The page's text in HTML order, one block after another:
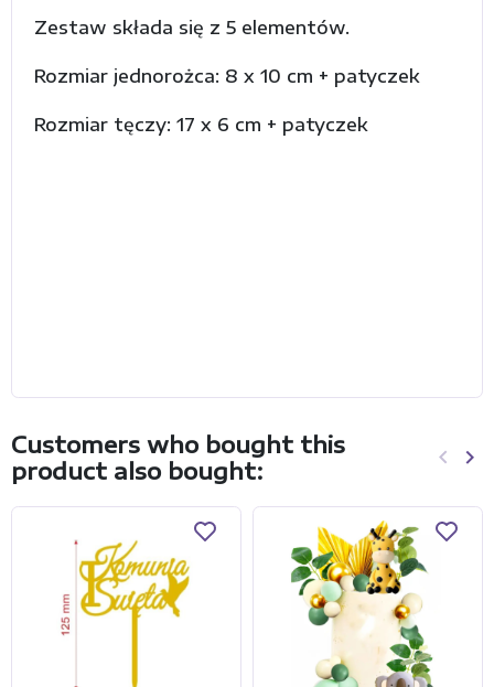
Zestaw składa się z 5 elementów.
Rozmiar jednorożca: 8 x 10 cm + patyczek
Rozmiar tęczy: 17 x 6 cm + patyczek
Customers who bought this
product also bought:
keyboard_arrow_left keyboard_arrow_right